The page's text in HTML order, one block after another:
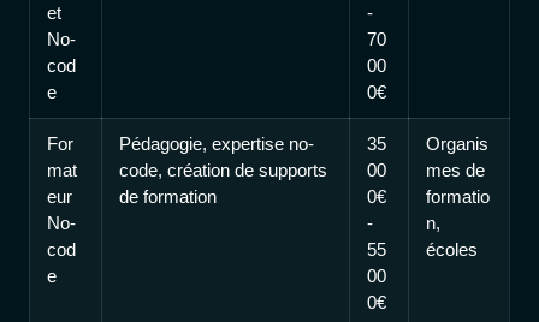
et
No-
cod
e
-
70
00
0€
For
mat
eur
No-
cod
e
Pédagogie, expertise no-
code, création de supports
de formation
35
00
0€
-
55
00
0€
Organis
mes de
formatio
n,
écoles